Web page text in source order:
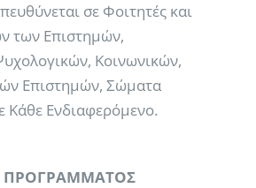
σε Φοιτητές και
των Επιστημών,
Κοινωνικών,
Επιστημών, Σώματα
Κάθε Ενδιαφερόμενο.
ΠΡΟΓΡΑΜΜΑΤΟΣ